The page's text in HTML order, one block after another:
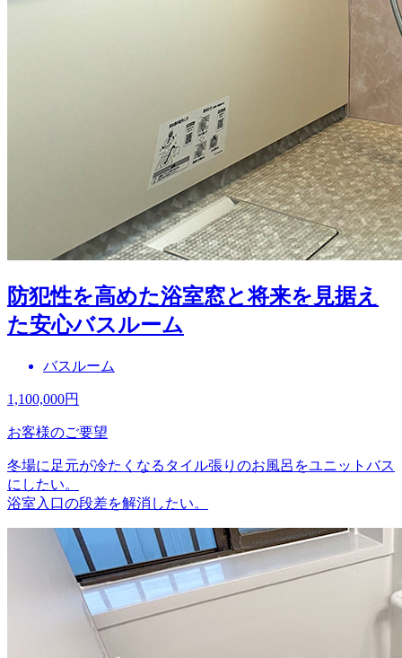
防犯性を高めた浴室窓と将来を見据え
た安心バスルーム
バスルーム
1,100,000円
お客様のご要望
冬場に足元が冷たくなるタイル張りのお風呂をユニットバス
にしたい。
浴室入口の段差を解消したい。